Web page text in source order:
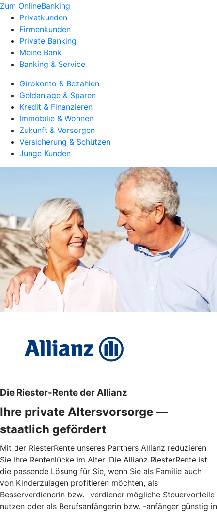
Zum OnlineBanking
Privatkunden
Firmenkunden
Private Banking
Meine Bank
Banking & Service
Girokonto & Bezahlen
Geldanlage & Sparen
Kredit & Finanzieren
Immobilie & Wohnen
Zukunft & Vorsorgen
Versicherung & Schützen
Junge Kunden
Die Riester-Rente der Allianz
Ihre private Altersvorsorge —
staatlich gefördert
Mit der RiesterRente unseres Partners Allianz reduzieren
Sie Ihre Rentenlücke im Alter. Die Allianz RiesterRente ist
die passende Lösung für Sie, wenn Sie als Familie auch
von Kinderzulagen profitieren möchten, als
Besserverdienerin bzw. -verdiener mögliche Steuervorteile
nutzen oder als Berufsanfängerin bzw. -anfänger günstig in